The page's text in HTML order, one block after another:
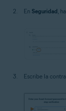
En Seguridad ,
Escribe la